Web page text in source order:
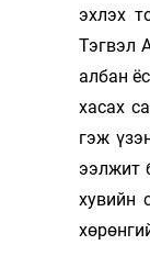
эхлэх
Тэгвэл
албан
хасах
гэж
ээлжит
хувийн